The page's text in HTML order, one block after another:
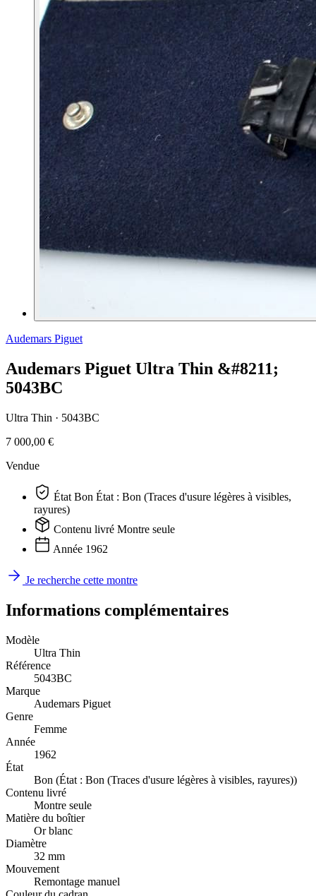
Audemars Piguet
Audemars Piguet Ultra Thin &#8211;
5043BC
Ultra Thin · 5043BC
7 000,00 €
Vendue
État Bon État : Bon (Traces d'usure légères à visibles,
rayures)
Contenu livré Montre seule
Année 1962
Je recherche cette montre
Informations complémentaires
Modèle
Ultra Thin
Référence
5043BC
Marque
Audemars Piguet
Genre
Femme
Année
1962
État
Bon (État : Bon (Traces d'usure légères à visibles, rayures))
Contenu livré
Montre seule
Matière du boîtier
Or blanc
Diamètre
32 mm
Mouvement
Remontage manuel